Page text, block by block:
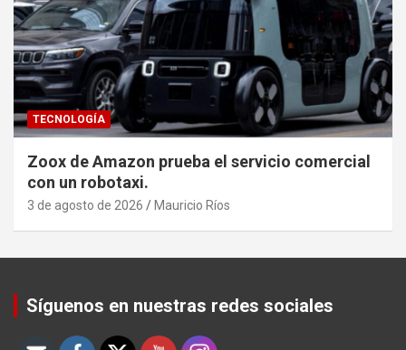
TECNOLOGÍA
Zoox de Amazon prueba el servicio comercial
con un robotaxi.
3 de agosto de 2026 Mauricio Ríos
Síguenos en nuestras redes sociales